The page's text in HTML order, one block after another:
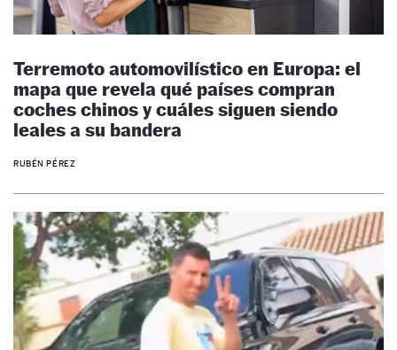
Terremoto automovilístico en Europa: el
mapa que revela qué países compran
coches chinos y cuáles siguen siendo
leales a su bandera
RUBÉN PÉREZ